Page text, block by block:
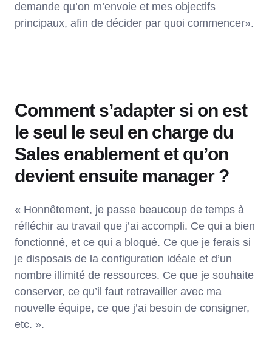
demande qu’on m’envoie et mes objectifs
principaux, afin de décider par quoi commencer».
Comment s’adapter si on est
le seul le seul en charge du
Sales enablement et qu’on
devient ensuite manager ?
« Honnêtement, je passe beaucoup de temps à
réfléchir au travail que j’ai accompli. Ce qui a bien
fonctionné, et ce qui a bloqué. Ce que je ferais si
je disposais de la configuration idéale et d’un
nombre illimité de ressources. Ce que je souhaite
conserver, ce qu’il faut retravailler avec ma
nouvelle équipe, ce que j’ai besoin de consigner,
etc. ».